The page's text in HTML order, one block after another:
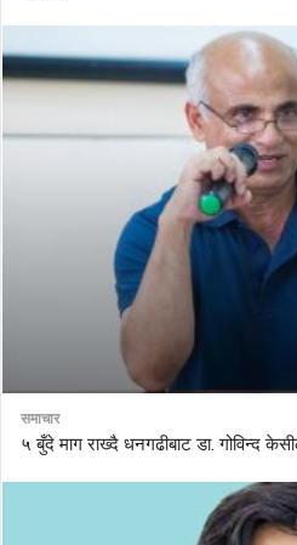
समाचार
५ बुँदे माग राख्दै धनगढीबाट डा. गोविन्द